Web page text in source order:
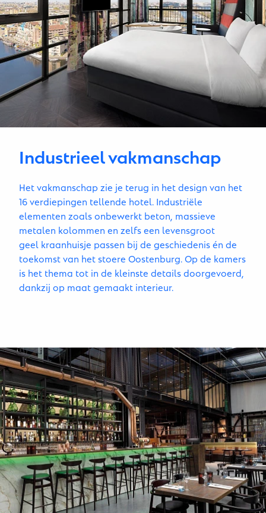
Industrieel vakmanschap
Het vakmanschap zie je terug in het design van het
16 verdiepingen tellende hotel. Industriële
elementen zoals onbewerkt beton, massieve
metalen kolommen en zelfs een levensgroot
geel kraanhuisje passen bij de geschiedenis én de
toekomst van het stoere Oostenburg. Op de kamers
is het thema tot in de kleinste details doorgevoerd,
dankzij op maat gemaakt interieur.